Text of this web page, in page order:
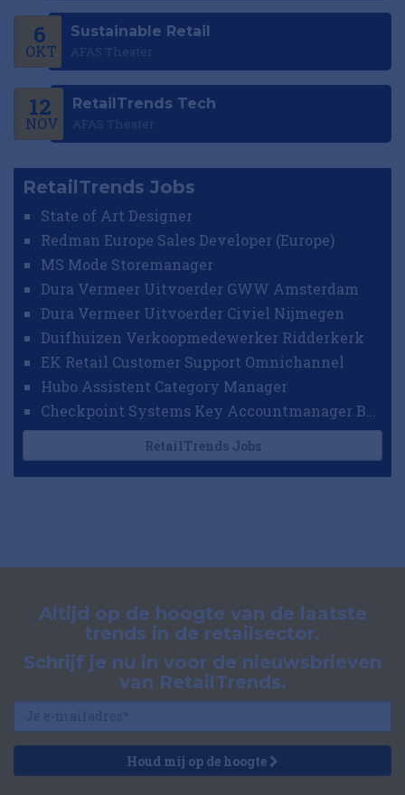
6
OKT
Sustainable Retail
AFAS Theater
12
NOV
RetailTrends Tech
AFAS Theater
RetailTrends Jobs
State of Art Designer
Redman Europe Sales Developer (Europe)
MS Mode Storemanager
Dura Vermeer Uitvoerder GWW Amsterdam
Dura Vermeer Uitvoerder Civiel Nijmegen
Duifhuizen Verkoopmedewerker Ridderkerk
EK Retail Customer Support Omnichannel
Hubo Assistent Category Manager
RetailTrends Jobs
Altijd op de hoogte van de laatste
trends in de retailsector.
Schrijf je nu in voor de nieuwsbrieven
van RetailTrends.
Houd mij op de hoogte